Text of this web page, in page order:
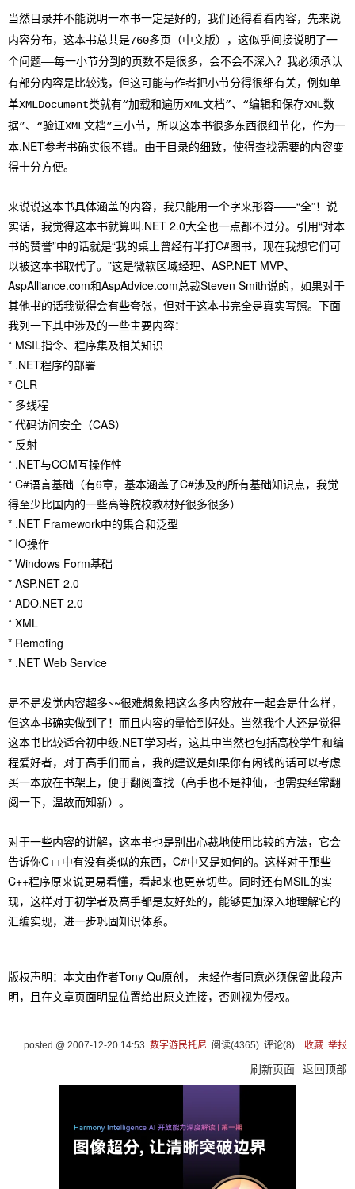
当然目录并不能说明一本书一定是好的，我们还得看看内容，先来说
内容分布，这本书总共是760多页（中文版），这似乎间接说明了一
个问题——每一小节分到的页数不是很多，会不会不深入？我必须承认
有部分内容是比较浅，但这可能与作者把小节分得很细有关，例如单
单XMLDocument类就有“加载和遍历XML文档”、“编辑和保存XML数
据”、“验证XML文档”三小节， 所以这本书很多东西很细节化，作为一
本.NET参考书确实很不错。由于目录的细致，使得查找需要的内容变
得十分方便。
来说说这本书具体涵盖的内容，我只能用一个字来形容——“全”！说
实话，我觉得这本书就算叫.NET 2.0大全也一点都不过分。引用“对本
书的赞誉”中的话就是“我的桌上曾经有半打C#图书，现在我想它们可
以被这本书取代了。”这是微软区域经理、ASP.NET MVP、
AspAlliance.com和AspAdvice.com总裁Steven Smith说的，如果对于
其他书的话我觉得会有些夸张，但对于这本书完全是真实写照。下面
我列一下其中涉及的一些主要内容：
* MSIL指令、程序集及相关知识
* .NET程序的部署
* CLR
* 多线程
* 代码访问安全（CAS）
* 反射
* .NET与COM互操作性
* C#语言基础（有6章，基本涵盖了C#涉及的所有基础知识点，我觉
得至少比国内的一些高等院校教材好很多很多）
* .NET Framework中的集合和泛型
* IO操作
* Windows Form基础
* ASP.NET 2.0
* ADO.NET 2.0
* XML
* Remoting
* .NET Web Service
是不是发觉内容超多~~很难想象把这么多内容放在一起会是什么样，
但这本书确实做到了！而且内容的量恰到好处。当然我个人还是觉得
这本书比较适合初中级.NET学习者，这其中当然也包括高校学生和编
程爱好者，对于高手们而言，我的建议是如果你有闲钱的话可以考虑
买一本放在书架上，便于翻阅查找（高手也不是神仙，也需要经常翻
阅一下，温故而知新）。
对于一些内容的讲解，这本书也是别出心裁地使用比较的方法，它会
告诉你C++中有没有类似的东西，C#中又是如何的。这样对于那些
C++程序原来说更易看懂，看起来也更亲切些。同时还有MSIL的实
现，这样对于初学者及高手都是友好处的，能够更加深入地理解它的
汇编实现，进一步巩固知识体系。
版权声明：本文由作者Tony Qu原创， 未经作者同意必须保留此段声
明，且在文章页面明显位置给出原文连接，否则视为侵权。
posted @ 2007-12-20 14:53 数字游民托尼 阅读(4365) 评论(8) 收藏 举报
刷新页面 返回顶部